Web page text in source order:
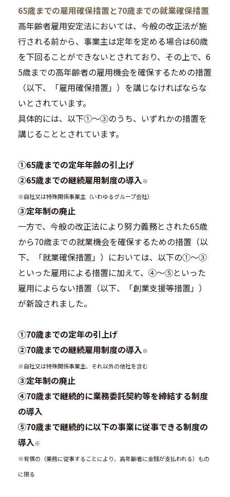
65歳までの雇用確保措置と70歳までの就業確保措置
高年齢者雇用安定法においては、今般の改正法が施
行される前から、事業主は定年を定める場合は60歳
を下回ることができないとされており、その上で、6
5歳までの高年齢者の雇用機会を確保するための措置
（以下、「雇用確保措置」）を講じなければならな
いとされています。
具体的には、以下①〜③のうち、いずれかの措置を
講じることとされています。
①65歳までの定年年齢の引上げ
②65歳までの継続雇用制度の導入※
※自社又は特殊関係事業主（いわゆるグループ会社）
③定年制の廃止
一方で、今般の改正法により努力義務とされた65歳
から70歳までの就業機会を確保するための措置（以
下、「就業確保措置」）においては、以下の①〜③
といった雇用による措置に加えて、④〜⑤といった
雇用によらない措置（以下、「創業支援等措置」）
が新設されました。
①70歳までの定年の引上げ
②70歳までの継続雇用制度の導入※
※自社又は特殊関係事業主、それ以外の他社を含む
③定年制の廃止
④70歳まで継続的に業務委託契約等を締結する制度
の導入
⑤70歳まで継続的に以下の事業に従事できる制度の
導入※
※有償の（業務に従事することにより、高年齢者に金銭が支払われる）もの
に限る